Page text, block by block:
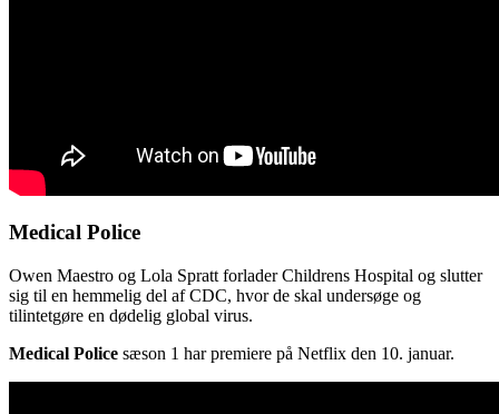
Medical Police
Owen Maestro og Lola Spratt forlader Childrens Hospital og slutter
sig til en hemmelig del af CDC, hvor de skal undersøge og
tilintetgøre en dødelig global virus.
Medical Police sæson 1 har premiere på Netflix den 10. januar.